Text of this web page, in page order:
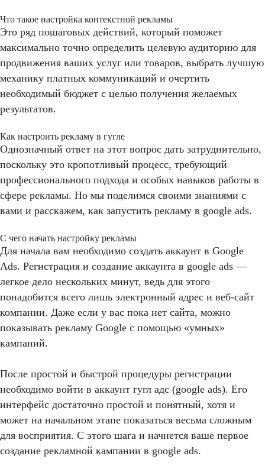
Что такое настройка контекстной рекламы
Это ряд пошаговых действий, который поможет
максимально точно определить целевую аудиторию для
продвижения ваших услуг или товаров, выбрать лучшую
механику платных коммуникаций и очертить
необходимый бюджет с целью получения желаемых
результатов.
Как настроить рекламу в гугле
Однозначный ответ на этот вопрос дать затруднительно,
поскольку это кропотливый процесс, требующий
профессионального подхода и особых навыков работы в
сфере рекламы. Но мы поделимся своими знаниями с
вами и расскажем, как запустить рекламу в google ads.
С чего начать настройку рекламы
Для начала вам необходимо создать аккаунт в Google
Ads. Регистрация и создание аккаунта в google ads —
легкое дело нескольких минут, ведь для этого
понадобится всего лишь электронный адрес и веб-сайт
компании. Даже если у вас пока нет сайта, можно
показывать рекламу Google с помощью «умных»
кампаний.
После простой и быстрой процедуры регистрации
необходимо войти в аккаунт гугл адс (google ads). Его
интерфейс достаточно простой и понятный, хотя и
может на начальном этапе показаться весьма сложным
для восприятия. С этого шага и начнется ваше первое
создание рекламной кампании в google ads.